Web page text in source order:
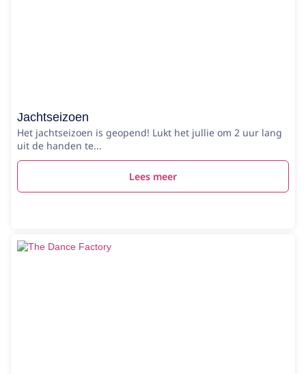
Jachtseizoen
Het jachtseizoen is geopend! Lukt het jullie om 2 uur lang
uit de handen te...
Lees meer